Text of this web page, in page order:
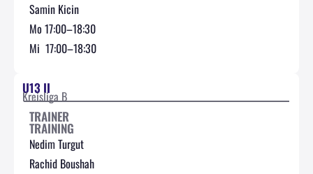
Samin Kicin
Mo 17:00–18:30
Mi 17:00–18:30
U13 II
Kreisliga B
TRAINER
TRAINING
Nedim Turgut
Rachid Boushah